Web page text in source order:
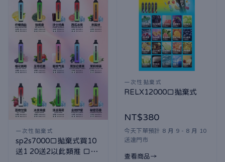
一次性拋棄式
sp2s7000口拋棄式買10
送1 20送2以此類推 口味
一次性拋棄式
RELX12000口拋棄式
NT$380
今天下單預計 8 月 9 - 8 月 10
送達門市
查看商品